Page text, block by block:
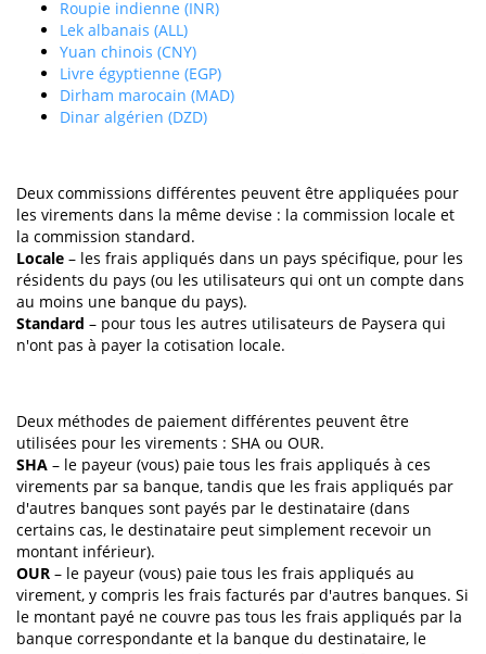
Roupie indienne (INR)
Lek albanais (ALL)
Yuan chinois (CNY)
Livre égyptienne (EGP)
Dirham marocain (MAD)
Dinar algérien (DZD)
Deux commissions différentes peuvent être appliquées pour
les virements dans la même devise : la commission locale et
la commission standard.
Locale – les frais appliqués dans un pays spécifique, pour les
résidents du pays (ou les utilisateurs qui ont un compte dans
au moins une banque du pays).
Standard – pour tous les autres utilisateurs de Paysera qui
n'ont pas à payer la cotisation locale.
Deux méthodes de paiement différentes peuvent être
utilisées pour les virements : SHA ou OUR.
SHA – le payeur (vous) paie tous les frais appliqués à ces
virements par sa banque, tandis que les frais appliqués par
d'autres banques sont payés par le destinataire (dans
certains cas, le destinataire peut simplement recevoir un
montant inférieur).
OUR – le payeur (vous) paie tous les frais appliqués au
virement, y compris les frais facturés par d'autres banques. Si
le montant payé ne couvre pas tous les frais appliqués par la
banque correspondante et la banque du destinataire, le